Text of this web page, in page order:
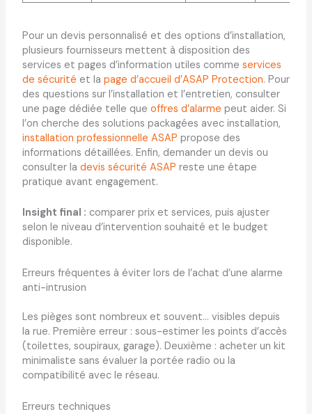
Pour un devis personnalisé et des options d’installation,
plusieurs fournisseurs mettent à disposition des
services et pages d’information utiles comme services
de sécurité et la page d’accueil d’ASAP Protection. Pour
des questions sur l’installation et l’entretien, consulter
une page dédiée telle que offres d’alarme peut aider. Si
l’on cherche des solutions packagées avec installation,
installation professionnelle ASAP propose des
informations détaillées. Enfin, demander un devis ou
consulter la devis sécurité ASAP reste une étape
pratique avant engagement.
Insight final : comparer prix et services, puis ajuster
selon le niveau d’intervention souhaité et le budget
disponible.
Erreurs fréquentes à éviter lors de l’achat d’une alarme
anti-intrusion
Les pièges sont nombreux et souvent… visibles depuis
la rue. Première erreur : sous-estimer les points d’accès
(toilettes, soupiraux, garage). Deuxième : acheter un kit
minimaliste sans évaluer la portée radio ou la
compatibilité avec le réseau.
Erreurs techniques